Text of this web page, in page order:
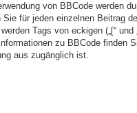
von BBCode werden
für jeden einzelnen Beitrag
Tags von eckigen („[“ und
zu BBCode finden
aus zugänglich ist.